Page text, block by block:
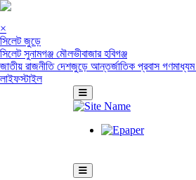
×
সিলেট জুড়ে
সিলেটসুনামগঞ্জ মৌলভীবাজারহবিগঞ্জ
জাতীয় রাজনীতিদেশজুড়ে আন্তর্জাতিক প্রবাসগণমাধ্যম
লাইফস্টাইল